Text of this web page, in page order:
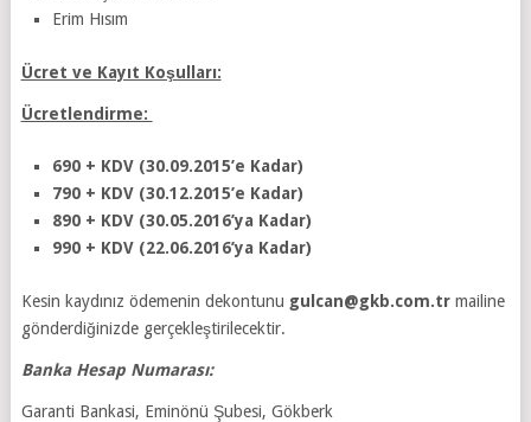
Erim Hısım
Ücret ve Kayıt Koşulları:
Ücretlendirme:
690 + KDV (30.09.2015’e Kadar)
790 + KDV (30.12.2015’e Kadar)
890 + KDV (30.05.2016’ya Kadar)
990 + KDV (22.06.2016’ya Kadar)
Kesin kaydınız ödemenin dekontunu gulcan@gkb.com.trmailine
gönderdiğinizde gerçekleştirilecektir.
Banka Hesap Numarası:
Garanti Bankasi, Eminönü Şubesi, Gökberk